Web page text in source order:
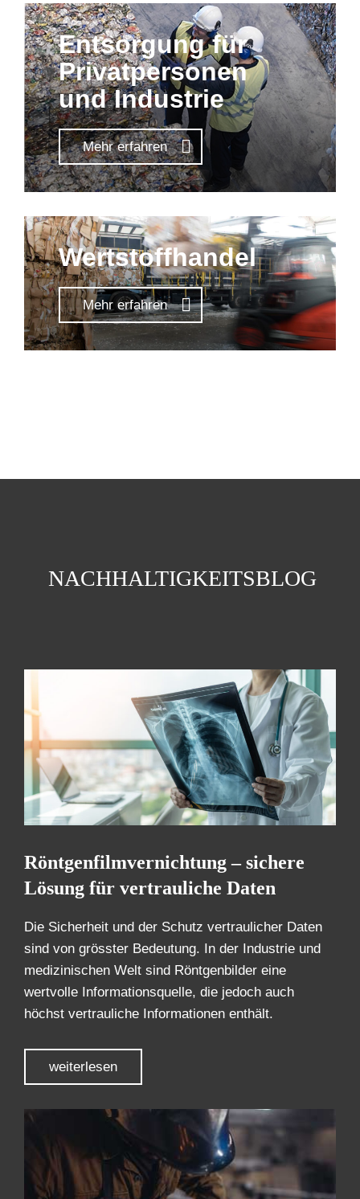
Entsorgung für
Privatpersonen
und Industrie
Mehr erfahren
Wertstoffhandel
Mehr erfahren
NACHHALTIGKEITSBLOG
Röntgenfilmvernichtung – sichere
Lösung für vertrauliche Daten
Die Sicherheit und der Schutz vertraulicher Daten
sind von grösster Bedeutung. In der Industrie und
medizinischen Welt sind Röntgenbilder eine
wertvolle Informationsquelle, die jedoch auch
höchst vertrauliche Informationen enthält.
weiterlesen